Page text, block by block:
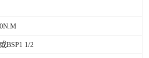
BSP1 1/2